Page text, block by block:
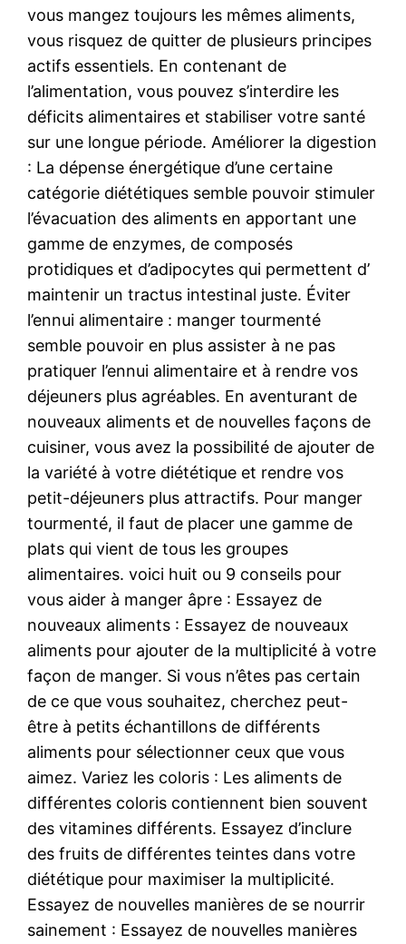
vous mangez toujours les mêmes aliments,
vous risquez de quitter de plusieurs principes
actifs essentiels. En contenant de
l’alimentation, vous pouvez s’interdire les
déficits alimentaires et stabiliser votre santé
sur une longue période. Améliorer la digestion
: La dépense énergétique d’une certaine
catégorie diététiques semble pouvoir stimuler
l’évacuation des aliments en apportant une
gamme de enzymes, de composés
protidiques et d’adipocytes qui permettent d’
maintenir un tractus intestinal juste. Éviter
l’ennui alimentaire : manger tourmenté
semble pouvoir en plus assister à ne pas
pratiquer l’ennui alimentaire et à rendre vos
déjeuners plus agréables. En aventurant de
nouveaux aliments et de nouvelles façons de
cuisiner, vous avez la possibilité de ajouter de
la variété à votre diététique et rendre vos
petit-déjeuners plus attractifs. Pour manger
tourmenté, il faut de placer une gamme de
plats qui vient de tous les groupes
alimentaires. voici huit ou 9 conseils pour
vous aider à manger âpre : Essayez de
nouveaux aliments : Essayez de nouveaux
aliments pour ajouter de la multiplicité à votre
façon de manger. Si vous n’êtes pas certain
de ce que vous souhaitez, cherchez peut-
être à petits échantillons de différents
aliments pour sélectionner ceux que vous
aimez. Variez les coloris : Les aliments de
différentes coloris contiennent bien souvent
des vitamines différents. Essayez d’inclure
des fruits de différentes teintes dans votre
diététique pour maximiser la multiplicité.
Essayez de nouvelles manières de se nourrir
sainement : Essayez de nouvelles manières